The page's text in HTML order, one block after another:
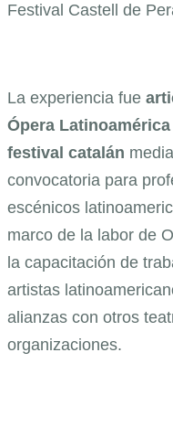
Festival Castell de
La experiencia fue
Ópera Latinoamérica
festival catalán
convocatoria para
escénicos
marco de la labor de
la capacitación de
artistas
alianzas con otros
organizaciones.